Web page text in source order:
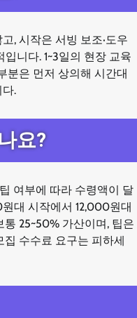
, 시작은 서빙 보조·도우
니다. 1~3일의 현장 교육
분은 먼저 상의해 시간대
.
요?
여부에 따라 수령액이 달
대 시작에서 12,000원대
25~50% 가산이며, 팁은
수수료 요구는 피하세